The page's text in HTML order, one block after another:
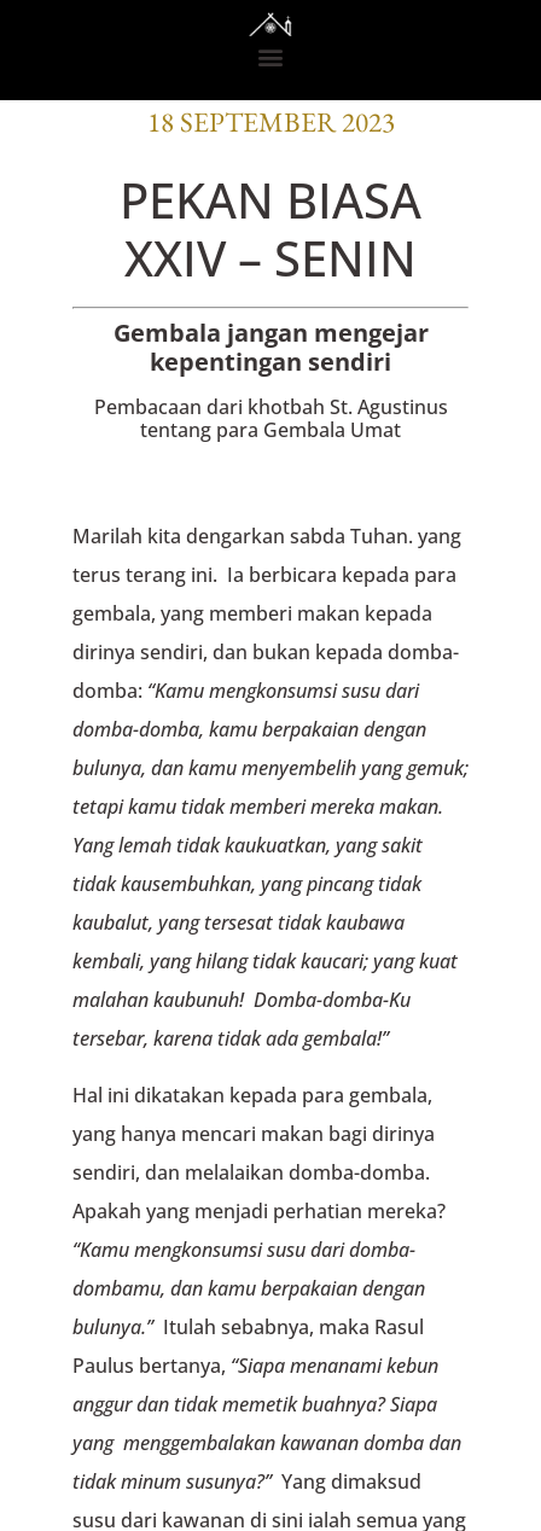
BACAAN OFISI
18 SEPTEMBER 2023
PEKAN BIASA
XXIV – SENIN
Gembala jangan mengejar
kepentingan sendiri
Pembacaan dari khotbah St. Agustinus
tentang para Gembala Umat
Marilah kita dengarkan sabda Tuhan. yang
terus terang ini. Ia berbicara kepada para
gembala, yang memberi makan kepada
dirinya sendiri, dan bukan kepada domba-
domba: “Kamu mengkonsumsi susu dari
domba-domba, kamu berpakaian dengan
bulunya, dan kamu menyembelih yang gemuk;
tetapi kamu tidak memberi mereka makan.
Yang lemah tidak kaukuatkan, yang sakit
tidak kausembuhkan, yang pincang tidak
kaubalut, yang tersesat tidak kaubawa
kembali, yang hilang tidak kaucari; yang kuat
malahan kaubunuh! Domba-domba-Ku
tersebar, karena tidak ada gembala!”
Hal ini dikatakan kepada para gembala,
yang hanya mencari makan bagi dirinya
sendiri, dan melalaikan domba-domba.
Apakah yang menjadi perhatian mereka?
“Kamu mengkonsumsi susu dari domba-
dombamu, dan kamu berpakaian dengan
bulunya.” Itulah sebabnya, maka Rasul
Paulus bertanya, “Siapa menanami kebun
anggurdan tidak memetik buahnya?Siapa
yang menggembalakan kawanan dombadan
tidak minum susunya?” Yang dimaksud
susu dari kawanan di sini ialah semua yang